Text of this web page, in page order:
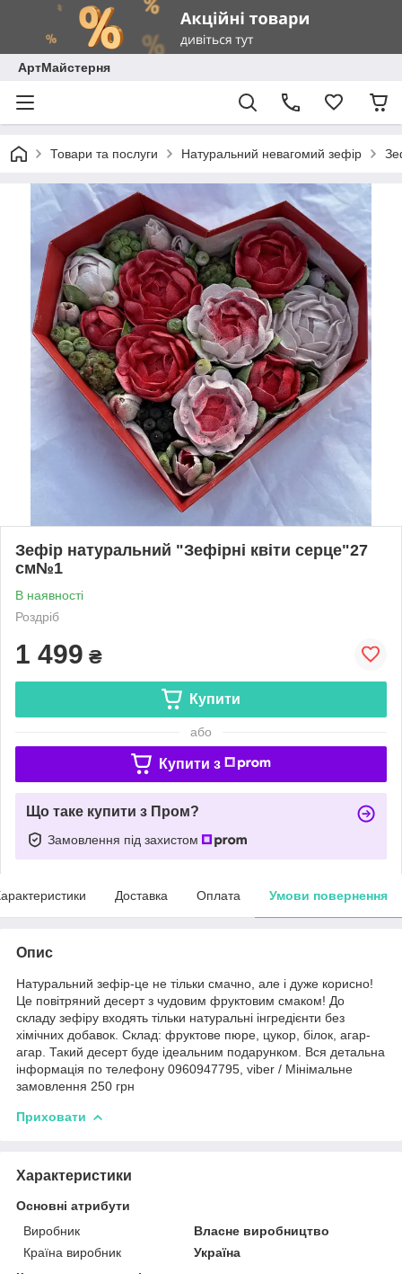
АртМайстерня
Товари та послуги Натуральний невагомий зефір
Зефір натуральний "Зефірні квіти серце"27
см№1
В наявності
Роздріб
1 499 ₴
Купити
або
Купити з
Що таке купити з Пром?
Замовлення під захистом
Доставка Оплата Умови повернення
Опис
Натуральний зефір-це не тільки смачно, але і дуже корисно!
Це повітряний десерт з чудовим фруктовим смаком! До
складу зефіру входять тільки натуральні інгредієнти без
хімічних добавок. Склад: фруктове пюре, цукор, білок, агар-
агар. Такий десерт буде ідеальним подарунком. Вся детальна
інформація по телефону 0960947795, viber / Мінімальне
замовлення 250 грн
Приховати
Характеристики
Основні атрибути
Виробник
Власне виробництво
Країна виробник
Україна